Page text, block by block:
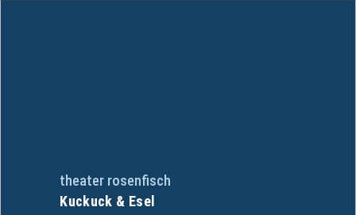
theater rosenfisch
Kuckuck & Esel